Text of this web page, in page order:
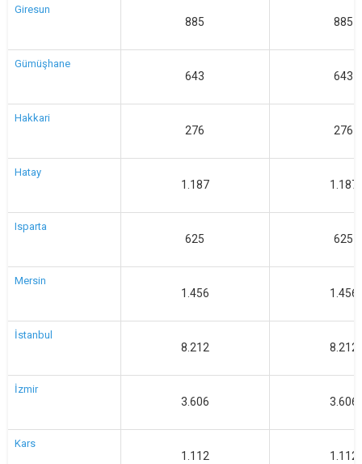
Giresun
885 885
Gümüşhane
643 643
Hakkari
276 276
Hatay
1.187 1.187
Isparta
625 625
Mersin
1.456 1.456
İstanbul
8.212 8.212
İzmir
3.606 3.606
Kars
1.112 1.112